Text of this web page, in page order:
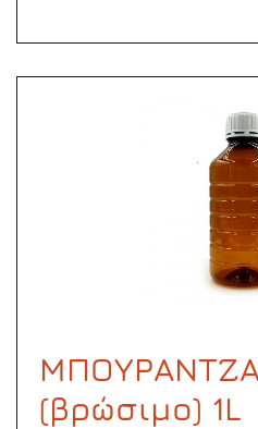
ΜΠΟΥΡΑΝΤΖΑ
(βρώσιμο) 1L